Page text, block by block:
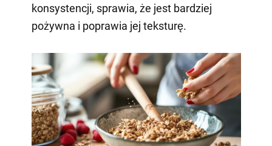
konsystencji, sprawia, że jest bardziej
pożywna i poprawia jej teksturę.